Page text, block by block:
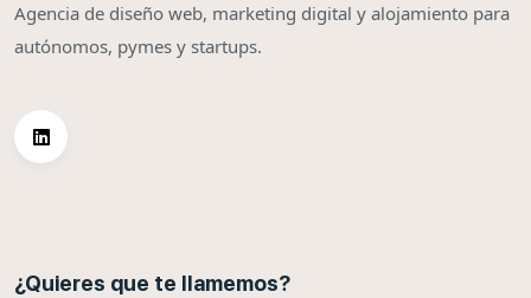
Agencia de diseño web, marketing digital y alojamiento para
autónomos, pymes y startups.
¿Quieres que te llamemos?